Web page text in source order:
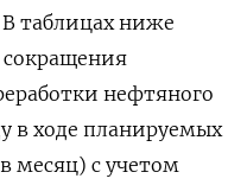
2,2 Итого Лукойл 150,0 63,8 118,4 803,8 795,5 130,2 134,5 134,5 274,2 134,5 130,2 134,5 2.854,2 5,2 ГАЗПРОМНЕФТЬ Московский НПЗ 37,1 307,4 488,2 795,5 5,9 Омский НПЗ 63,5 50,9 127,3 279,5 133,1 590,8 2,5 Итого Газпромнефть * 122,1 50,9 298,7 221,5 71,5 279,5 440,5 488,2 1.850,7 4,2 Антипинский НПЗ 26,0 69,8 63,0 69,8 207,8 281,8 692,1 7,3 Астраханский ГПЗ 8,3 16,7 58,4 183,5 166,8 425,3 14,0 Афипский НПЗ 18,6 408,7 88,3 497,0 7,3 Газпромнефтехим Салават 28,6 411,4 171,4 582,8 5,6 Ильский НПЗ 18,4 3,6 15,6 44,7 113,1 176,9 2,6 Киришинефтеоргсинтез 57,4 145,8 445,5 502,9 1.094,2 5,2 Краснодарский НПЗ 8,6 56,0 112,0 124,0 4,0 128,6 120,0 544,5 17,4 Марийский НПЗ 4,3 75,1 49,3 124,4 7,9 НОВАТЭК Усть-Луга 17,1 85,7 85,7 171,4 2,7 Новошахтинский ЗНП 14,3 149,9 128,5 192,8 57,1 192,8 721,1 13,8 Орскнефтеоргсинтез 16,5 127,8 127,8 2,1 Сургутский ЗСК 11,4 342,9 342,9 8,2 ТАИФ-НК 20,9 520,0 520,0 6,8 Хабаровский НПЗ 14,3 199,9 195,1 395,1 7,6 Яйский НПЗ 9,4 160,3 141,5 301,8 8,8 Ярославнефтеоргсинтез 42,9 343,0 443,0 142,9 928,9 5,9